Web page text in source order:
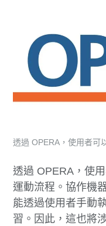
透過 OPERA，使
運動流程。協作機
能透過使用者手動
習。因此，這也將
透過 OPERA，使用者可